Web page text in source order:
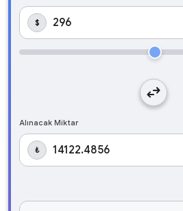
$
swap_horiz
Alınacak Miktar
₺